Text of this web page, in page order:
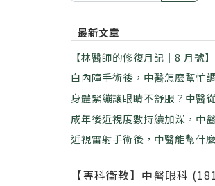
最新文章
【林醫師的修復月記｜8 月號
的悶熱裡，學習放下那個「看不
林佑彥中醫師
白內障手術後，中醫怎麼幫忙調
林佑彥中醫師
身體緊繃讓眼睛不舒服？中醫從
樣看｜林佑彥中醫師
成年後近視度數持續加深，中醫
做什麼？｜林佑彥中醫師
近視雷射手術後，中醫能幫什麼
【專科衛教】中醫眼科